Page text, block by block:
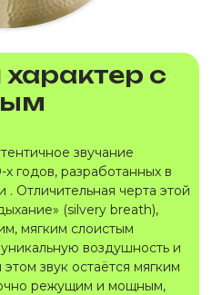
с
звучание
годов, разработанных в
. Отличительная черта этой
(silvery breath),
мягким слоистым
воздушность и
звук остаётся мягким
режущим и мощным,